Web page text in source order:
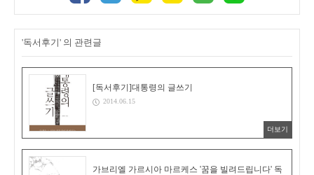
'독서후기' 의 관련글
[독서후기]대통령의 글쓰기
2014.06.15
더보기
가브리엘 가르시아 마르케스 '꿈을 빌려드립니다' 독